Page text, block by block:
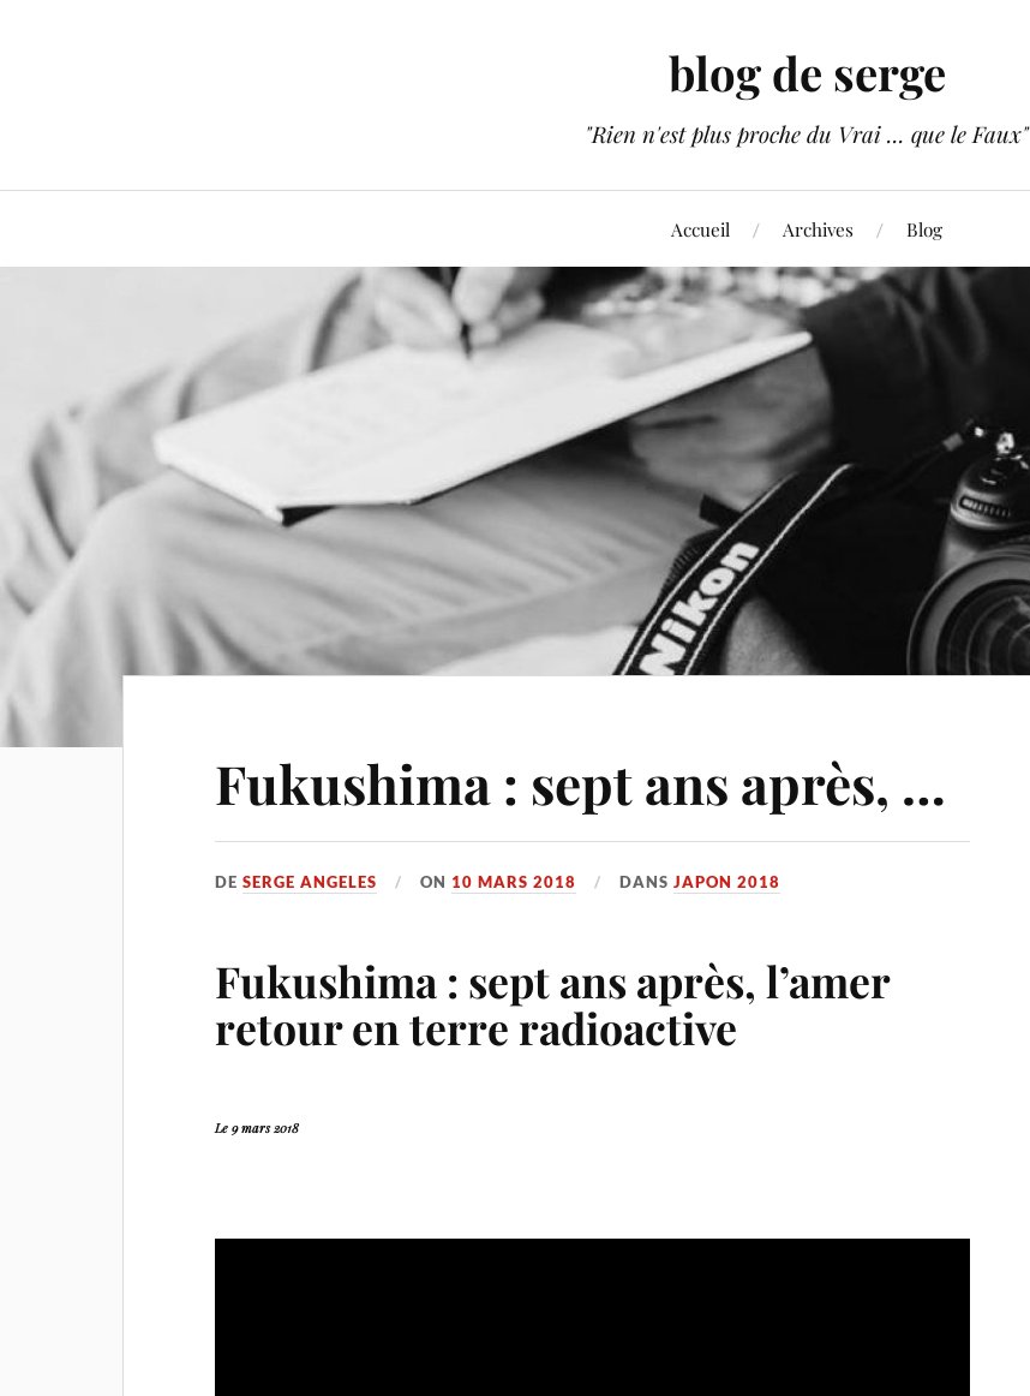
blog de serge
"Rien n'est plus proche du Vrai ... que le Faux"
Accueil Archives Blog
Fukushima : sept ans après, …
DESERGE ANGELES ON 10 MARS 2018 DANSJAPON 2018
Fukushima : sept ans après, l’amer
retour en terre radioactive
Le 9 mars 2018